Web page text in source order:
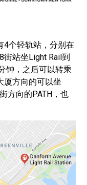
4个轻轨站，分别在
站坐Light Rail到
钟，之后可以转乘
厦方向的可以坐
方向的PATH，也